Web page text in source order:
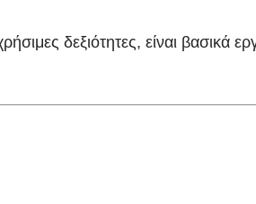
δεξιότητες, είναι βασικά